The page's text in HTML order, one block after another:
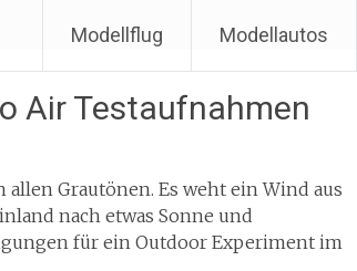
Modellflug Modellautos
Air Testaufnahmen
Grautönen. Es weht ein Wind aus
nach etwas Sonne und
für ein Outdoor Experiment im